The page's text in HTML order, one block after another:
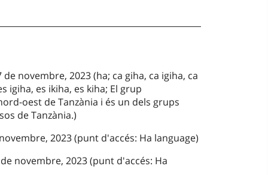
de novembre, 2023 (ha; ca giha, ca igiha, ca
igiha, es ikiha, es kiha; El grup
oest de Tanzània i és un dels grups
de Tanzània.)
2023 (punt d'accés: Ha language)
novembre, 2023 (punt d'accés: Ha